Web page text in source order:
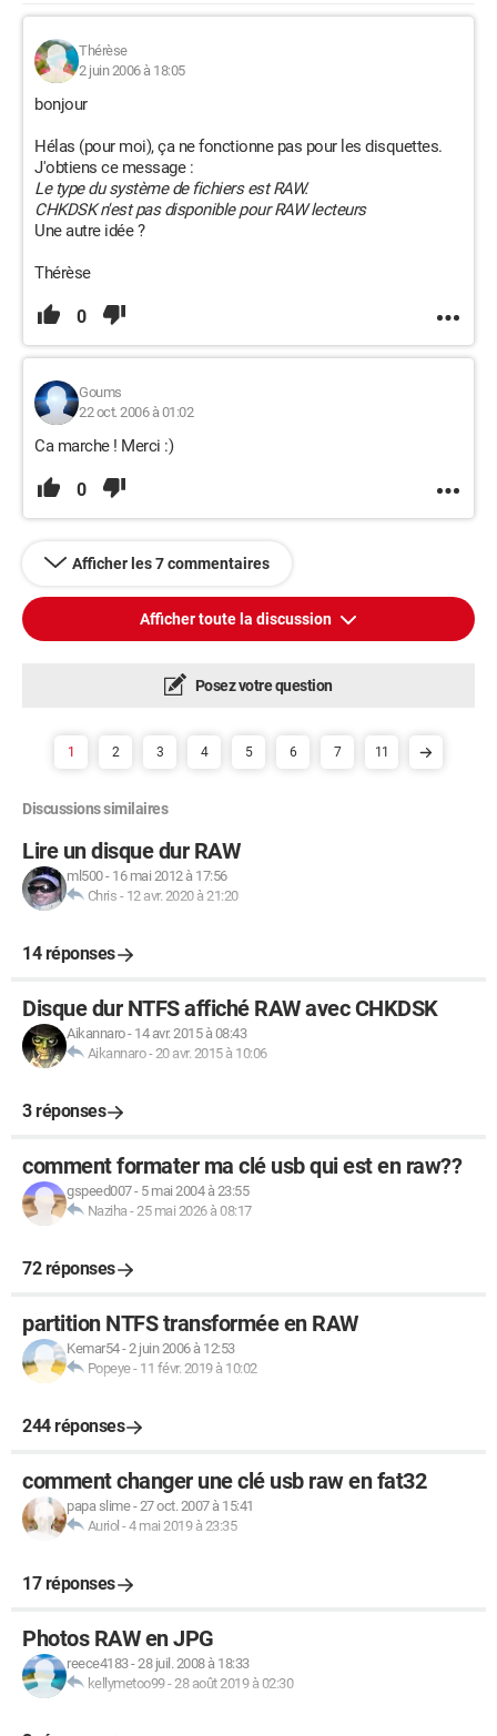
Thérèse
2 juin 2006 à 18:05
bonjour
Hélas (pour moi), ça ne fonctionne pas pour les disquettes.
J'obtiens ce message :
Le type du système de fichiers est RAW.
CHKDSK n'est pas disponible pour RAW lecteurs
Une autre idée ?
Thérèse
0
Goums
22 oct. 2006 à 01:02
Ca marche ! Merci :)
0
Afficher les 7 commentaires
Afficher toute la discussion
Posez votre question
1 2 3 4 5 6 7 11
Discussions similaires
Lire un disque dur RAW
ml500- 16 mai 2012 à 17:56
Chris - 12 avr. 2020 à 21:20
14 réponses
Disque dur NTFS affiché RAW avec CHKDSK
Aikannaro- 14 avr. 2015 à 08:43
Aikannaro-20 avr. 2015 à 10:06
3 réponses
comment formater ma clé usb qui est en raw??
gspeed007- 5 mai 2004 à 23:55
Naziha -25 mai 2026 à 08:17
72 réponses
partition NTFS transformée en RAW
Kemar54-2 juin 2006 à 12:53
Popeye- 11 févr. 2019 à 10:02
244 réponses
comment changer une clé usb raw en fat32
papa slime-27 oct. 2007 à 15:41
Auriol -4 mai 2019 à 23:35
17 réponses
Photos RAW en JPG
reece4183-28 juil. 2008 à 18:33
kellymetoo99-28 août 2019 à 02:30